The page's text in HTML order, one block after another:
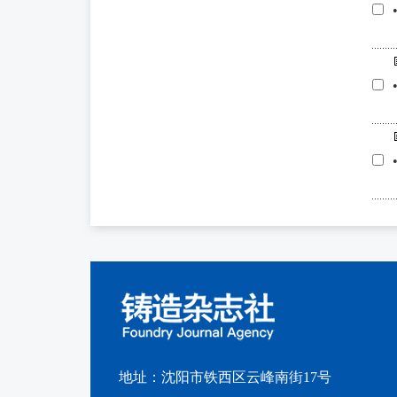
•
•
•
地址：沈阳市铁西区云峰南街17号